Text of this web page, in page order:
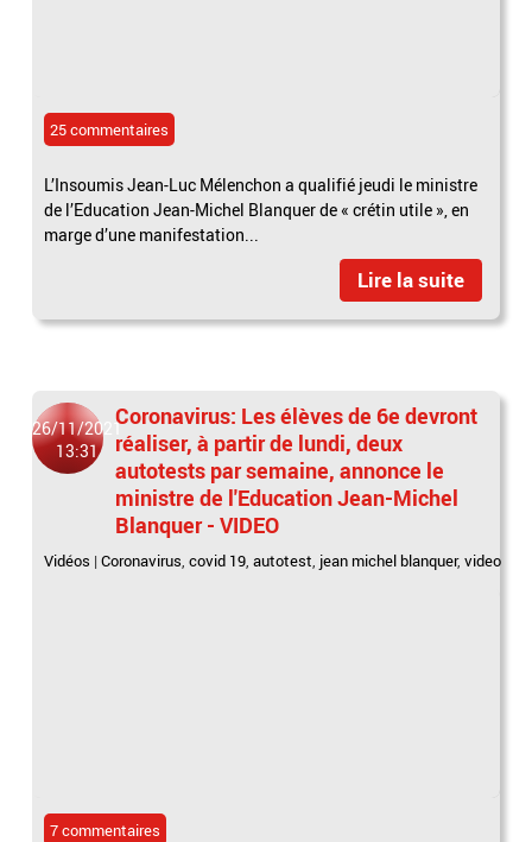
25 commentaires
L’Insoumis Jean-Luc Mélenchon a qualifié jeudi le ministre
de l’Education Jean-Michel Blanquer de « crétin utile », en
marge d’une manifestation...
Lire la suite
26/11/2021
13:31
Coronavirus: Les élèves de 6e devront
réaliser, à partir de lundi, deux
autotests par semaine, annonce le
ministre de l'Education Jean-Michel
Blanquer - VIDEO
Vidéos |Coronavirus,covid 19,autotest, jean michel blanquer,video
7 commentaires